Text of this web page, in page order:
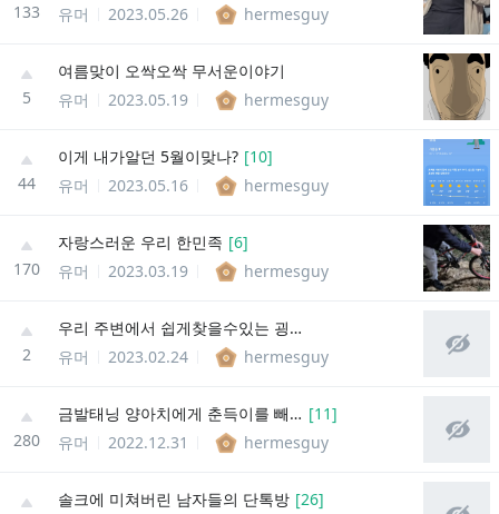
133
유머
2023.05.26 hermesguy
5
여름맞이 오싹오싹 무서운이야기
유머
2023.05.19 hermesguy
44
이게 내가알던 5월이맞나? [10]
유머
2023.05.16 hermesguy
170
자랑스러운 우리 한민족 [6]
유머
2023.03.19 hermesguy
2
우리 주변에서 쉽게찾을수있는 굉장히 위험한물질
유머
2023.02.24 hermesguy
280
금발태닝 양아치에게 춘득이를 빼앗기다 [11]
유머
2022.12.31 hermesguy
솔크에 미쳐버린 남자들의 단톡방 [26]